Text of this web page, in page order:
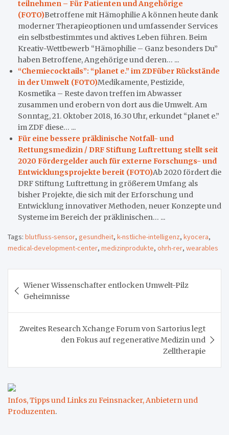
teilnehmen – Für Patienten und Angehörige
(FOTO)Betroffene mit Hämophilie A können heute dank
moderner Therapieoptionen und umfassender Services
ein selbstbestimmtes und aktives Leben führen. Beim
Kreativ-Wettbewerb “Hämophilie – Ganz besonders Du”
haben Betroffene, Angehörige und deren… ...
“Chemiecocktails”: “planet e.” im ZDFüber Rückstände
in der Umwelt (FOTO)Medikamente, Pestizide,
Kosmetika – Reste davon treffen im Abwasser
zusammen und erobern von dort aus die Umwelt. Am
Sonntag, 21. Oktober 2018, 16.30 Uhr, erkundet “planet e.”
im ZDF diese… ...
Für eine bessere präklinische Notfall- und
Rettungsmedizin / DRF Stiftung Luftrettung stellt seit
2020 Fördergelder auch für externe Forschungs- und
Entwicklungsprojekte bereit (FOTO)Ab 2020 fördert die
DRF Stiftung Luftrettung in größerem Umfang als
bisher Projekte, die sich mit der Erforschung und
Entwicklung innovativer Methoden, neuer Konzepte und
Systeme im Bereich der präklinischen… ...
Tags: blutfluss-sensor, gesundheit, k-nstliche-intelligenz, kyocera,
medical-development-center, medizinprodukte, ohrh-rer, wearables
Wiener Wissenschafter entlocken Umwelt-Pilz
Geheimnisse
Zweites Research Xchange Forum von Sartorius legt
den Fokus auf regenerative Medizin und
Zelltherapie
Infos, Tipps und Links zu Feinsnacker, Anbietern und
Produzenten.